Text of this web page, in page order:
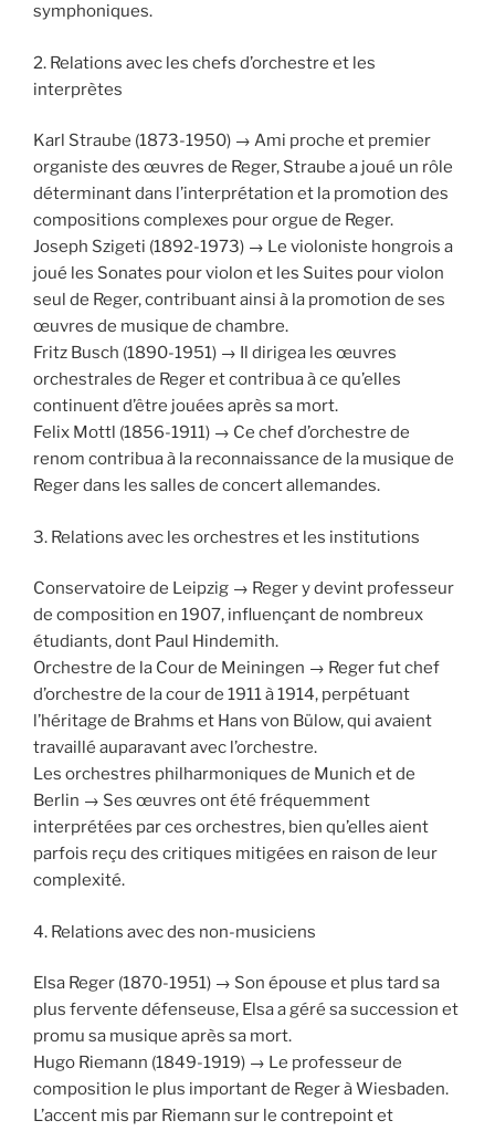
symphoniques.
2. Relations avec les chefs d’orchestre et les
interprètes
Karl Straube (1873-1950) → Ami proche et premier
organiste des œuvres de Reger, Straube a joué un rôle
déterminant dans l’interprétation et la promotion des
compositions complexes pour orgue de Reger.
Joseph Szigeti (1892-1973) → Le violoniste hongrois a
joué les Sonates pour violon et les Suites pour violon
seul de Reger, contribuant ainsi à la promotion de ses
œuvres de musique de chambre.
Fritz Busch (1890-1951) → Il dirigea les œuvres
orchestrales de Reger et contribua à ce qu’elles
continuent d’être jouées après sa mort.
Felix Mottl (1856-1911) → Ce chef d’orchestre de
renom contribua à la reconnaissance de la musique de
Reger dans les salles de concert allemandes.
3. Relations avec les orchestres et les institutions
Conservatoire de Leipzig → Reger y devint professeur
de composition en 1907, influençant de nombreux
étudiants, dont Paul Hindemith.
Orchestre de la Cour de Meiningen → Reger fut chef
d’orchestre de la cour de 1911 à 1914, perpétuant
l’héritage de Brahms et Hans von Bülow, qui avaient
travaillé auparavant avec l’orchestre.
Les orchestres philharmoniques de Munich et de
Berlin → Ses œuvres ont été fréquemment
interprétées par ces orchestres, bien qu’elles aient
parfois reçu des critiques mitigées en raison de leur
complexité.
4. Relations avec des non-musiciens
Elsa Reger (1870-1951) → Son épouse et plus tard sa
plus fervente défenseuse, Elsa a géré sa succession et
promu sa musique après sa mort.
Hugo Riemann (1849-1919) → Le professeur de
composition le plus important de Reger à Wiesbaden.
L’accent mis par Riemann sur le contrepoint et